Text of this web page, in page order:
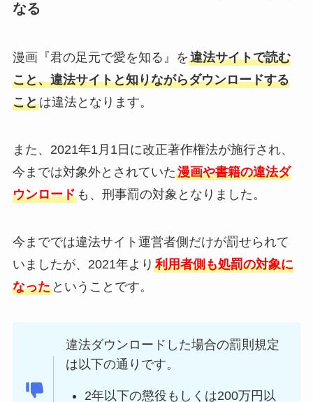
なる
漫画『君の足元で愛を知る』を違法サイトで読む
こと、違法サイトと知りながらダウンロードする
ことは違法となります。
また、2021年1月1日に改正著作権法が施行され、
今までは対象外とされていた漫画や書籍の違法ダ
ウンロードも、刑事罰の対象となりました。
今まででは違法サイト運営者側だけが罰せられて
いましたが、2021年より 利用者側も処罰の対象に
なったということです。
違法ダウンロードした場合の罰則規定
は以下の通りです。
2年以下の懲役もしくは200万円以